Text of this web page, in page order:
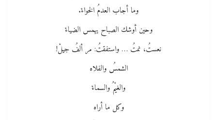
وما أجاب العدمُ الخواءْ.
وحين أوشك الصباح يهمس الضياءْ
نعستُ، نمتُ … واستفقتُ: مر ألفُ جيلْ!
الشمسُ والفلاه
والغيْمُ والسماءْ
وكل ما أراه